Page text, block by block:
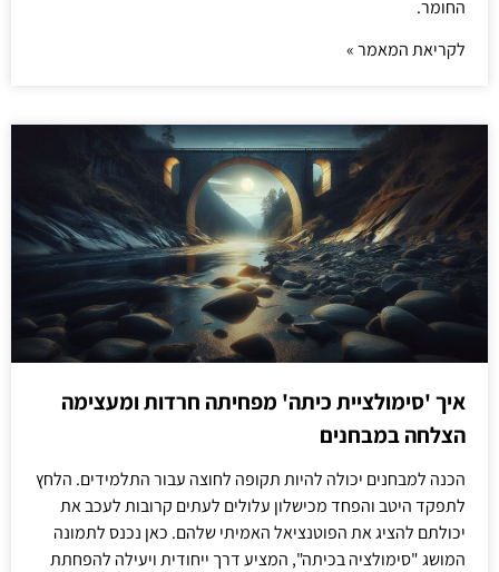
החומר.
לקריאת המאמר »
איך 'סימולציית כיתה' מפחיתה חרדות ומעצימה
הצלחה במבחנים
הכנה למבחנים יכולה להיות תקופה לחוצה עבור התלמידים. הלחץ
לתפקד היטב והפחד מכישלון עלולים לעתים קרובות לעכב את
יכולתם להציג את הפוטנציאל האמיתי שלהם. כאן נכנס לתמונה
המושג "סימולציה בכיתה", המציע דרך ייחודית ויעילה להפחתת